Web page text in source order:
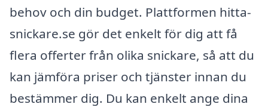
behov och din budget. Plattformen hitta-
snickare.se gör det enkelt för dig att få
flera offerter från olika snickare, så att du
kan jämföra priser och tjänster innan du
bestämmer dig. Du kan enkelt ange dina